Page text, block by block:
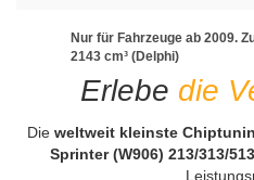
Nur für Fahrzeuge ab 2009.
2143 cm³ (Delphi)
Erlebe die
Die weltweit kleinste
Sprinter (W906) 213/313/